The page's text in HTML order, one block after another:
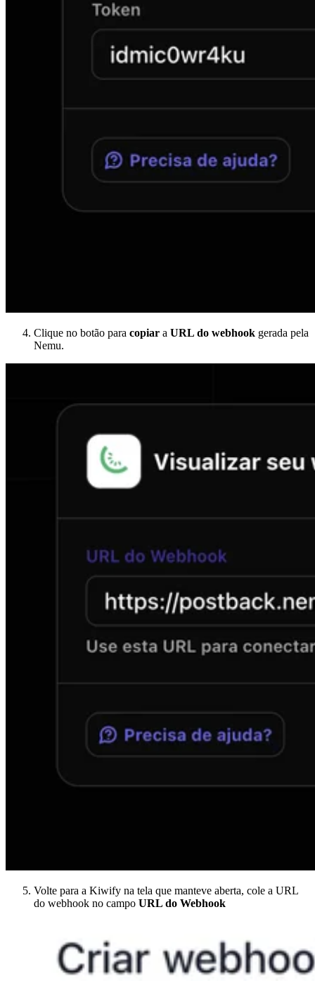
Clique no botão para copiar a URL do webhook gerada pela
Nemu.
Volte para a Kiwify na tela que manteve aberta, cole a URL
do webhook no campo URL do Webhook